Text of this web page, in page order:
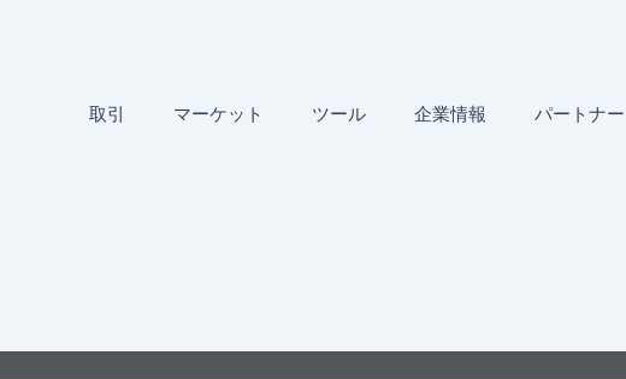
取引 マーケット ツール 企業情報 パートナー